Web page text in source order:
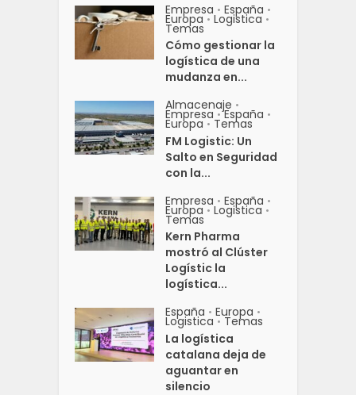
Empresa • España •
Europa • Logistica •
Temas
Cómo gestionar la
logística de una
mudanza en...
Almacenaje •
Empresa • España •
Europa • Temas
FM Logistic: Un
Salto en Seguridad
con la...
Empresa • España •
Europa • Logistica •
Temas
Kern Pharma
mostró al Clúster
Logístic la
logística...
España • Europa •
Logistica • Temas
La logística
catalana deja de
aguantar en
silencio